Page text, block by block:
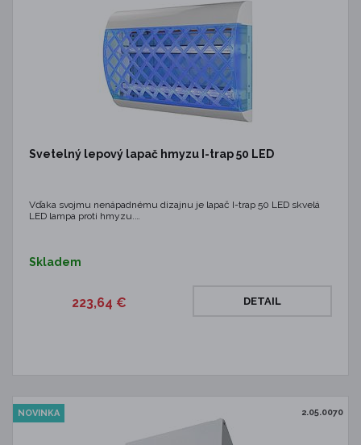
Svetelný lepový lapač hmyzu I-trap 50 LED
Vďaka svojmu nenápadnému dizajnu je lapač I-trap 50 LED skvelá
LED lampa proti hmyzu.…
Skladem
223,64 € DETAIL
2.05.0070
NOVINKA